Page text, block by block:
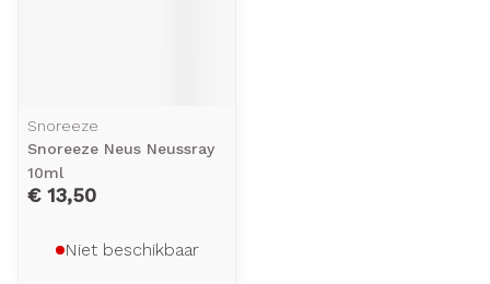
Snoreeze
Snoreeze Neus Neussray
10ml
€ 13,50
Niet beschikbaar